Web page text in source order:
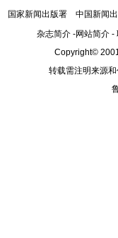
国家新闻出版署
中国新闻
杂志简介-网站简介-
Copyright©
转载需注明来源